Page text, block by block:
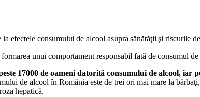
consumului de alcool asupra sănătăţii şi riscurile
unui comportament responsabil faţă de consumul
17000 de oameni datorită consumului de alcool, iar
de alcool în România este de trei ori mai mare la
hepatică.